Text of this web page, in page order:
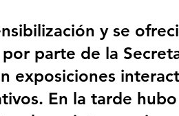
y se
parte de la
exposiciones
En la tarde